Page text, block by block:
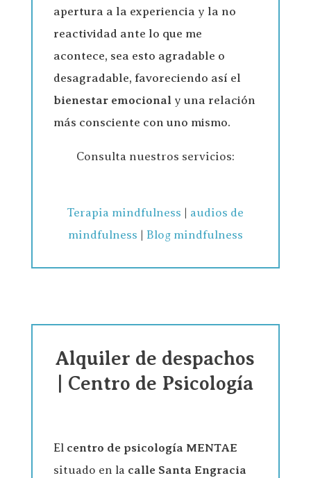
apertura a la experiencia y la no
reactividad ante lo que me
acontece, sea esto agradable o
desagradable, favoreciendo así el
bienestar emocionaly una relación
más consciente con uno mismo.
Consulta nuestros servicios:
Terapia mindfulness
audios de
mindfulness
Blog mindfulness
Alquiler de despachos
| Centro de Psicología
El centro de psicología MENTAE
situado en la calle Santa Engracia